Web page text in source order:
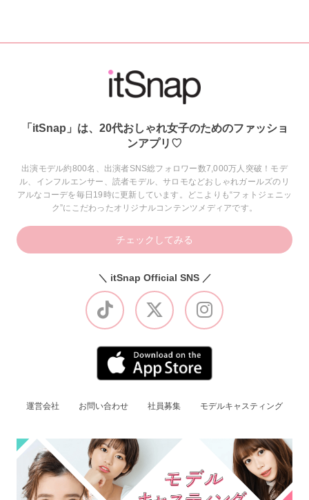
「itSnap」は、20代おしゃれ女子のためのファッショ
ンアプリ♡
出演モデル約800名、出演者SNS総フォロワー数7,000万人突破！モデ
ル、インフルエンサー、読者モデル、サロモなどおしゃれガールズのリ
アルなコーデを毎日19時に更新しています。どこよりも“フォトジェニッ
ク”にこだわったオリジナルコンテンツメディアです。
チェックしてみる
＼ itSnap Official SNS ／
運営会社 お問い合わせ 社員募集 モデルキャスティング